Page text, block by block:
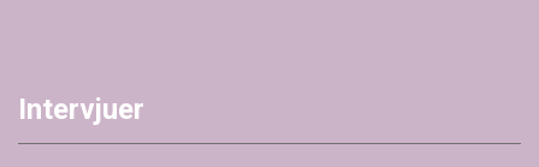
Intervjuer